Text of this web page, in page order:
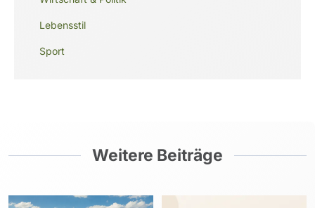
Lebensstil
Sport
Weitere Beiträge